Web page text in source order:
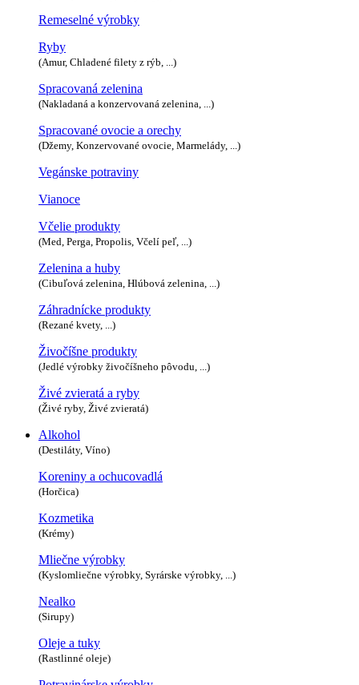
Remeselné výrobky
Ryby
(Amur, Chladené filety z rýb, ...)
Spracovaná zelenina
(Nakladaná a konzervovaná zelenina, ...)
Spracované ovocie a orechy
(Džemy, Konzervované ovocie, Marmelády, ...)
Vegánske potraviny
Vianoce
Včelie produkty
(Med, Perga, Propolis, Včelí peľ, ...)
Zelenina a huby
(Cibuľová zelenina, Hlúbová zelenina, ...)
Záhradnícke produkty
(Rezané kvety, ...)
Živočíšne produkty
(Jedlé výrobky živočíšneho pôvodu, ...)
Živé zvieratá a ryby
(Živé ryby, Živé zvieratá)
Alkohol
(Destiláty, Víno)
Koreniny a ochucovadlá
(Horčica)
Kozmetika
(Krémy)
Mliečne výrobky
(Kyslomliečne výrobky, Syrárske výrobky, ...)
Nealko
(Sirupy)
Oleje a tuky
(Rastlinné oleje)